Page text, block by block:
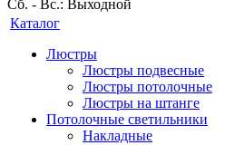
Сб. - Вс.: Выходной
Каталог
Люстры
Люстры подвесные
Люстры потолочные
Люстры на штанге
Потолочные светильники
Накладные